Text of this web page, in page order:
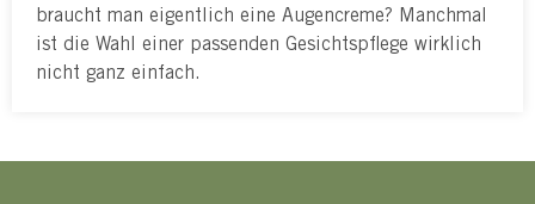
braucht man eigentlich eine Augencreme? Manchmal
ist die Wahl einer passenden Gesichtspflege wirklich
nicht ganz einfach.